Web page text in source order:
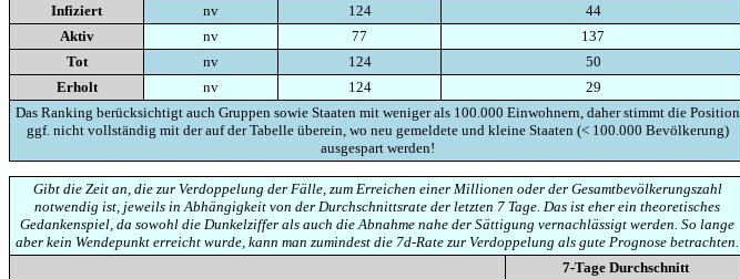
Infiziert
nv 124
44
Aktiv
nv 77
137
Tot
nv 124
50
Erholt
nv 124
29
Das Ranking berücksichtigt auch Gruppen sowie Staaten mit weniger als 100.000 Einwohnern, daher stimmt die Position
ggf. nicht vollständig mit der auf der Tabelle überein, wo neu gemeldete und kleine Staaten (< 100.000 Bevölkerung)
ausgespart werden!
Gibt die Zeit an, die zur Verdoppelung der Fälle, zum Erreichen einer Millionen oder der Gesamtbevölkerungszahl
notwendig ist, jeweils in Abhängigkeit von der Durchschnittsrate der letzten 7 Tage. Das ist eher ein theoretisches
Gedankenspiel, da sowohl die Dunkelziffer als auch die Abnahme nahe der Sättigung vernachlässigt werden. So lange
aber kein Wendepunkt erreicht wurde, kann man zumindest die 7d-Rate zur Verdoppelung als gute Prognose betrachten.
7-Tage Durchschnitt